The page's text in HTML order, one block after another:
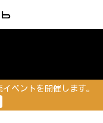
ベントを開催します。